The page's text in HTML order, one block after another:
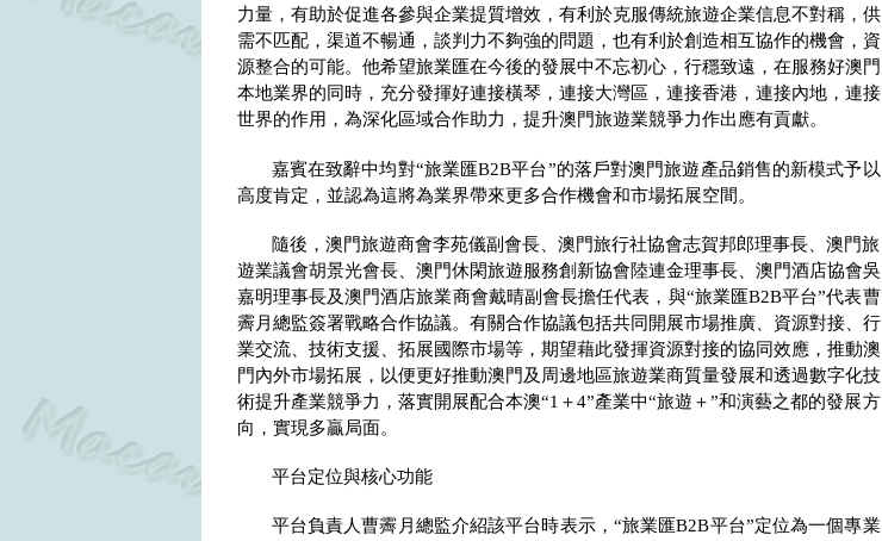
力量，有助於促進各參與企業提質增效，有利於克服傳統旅遊企業信息不對稱，供
需不匹配，渠道不暢通，談判力不夠強的問題，也有利於創造相互協作的機會，資
源整合的可能。他希望旅業匯在今後的發展中不忘初心，行穩致遠，在服務好澳門
本地業界的同時，充分發揮好連接橫琴，連接大灣區，連接香港，連接內地，連接
世界的作用，為深化區域合作助力，提升澳門旅遊業競爭力作出應有貢獻。
嘉賓在致辭中均對“旅業匯B2B平台”的落戶對澳門旅遊產品銷售的新模式予以
高度肯定，並認為這將為業界帶來更多合作機會和市場拓展空間。
隨後，澳門旅遊商會李苑儀副會長、澳門旅行社協會志賀邦郎理事長、澳門旅
遊業議會胡景光會長、澳門休閑旅遊服務創新協會陸連金理事長、澳門酒店協會吳
嘉明理事長及澳門酒店旅業商會戴晴副會長擔任代表，與“旅業匯B2B平台”代表曹
霽月總監簽署戰略合作協議。有關合作協議包括共同開展市場推廣、資源對接、行
業交流、技術支援、拓展國際市場等，期望藉此發揮資源對接的協同效應，推動澳
門內外市場拓展，以便更好推動澳門及周邊地區旅遊業商質量發展和透過數字化技
術提升產業競爭力，落實開展配合本澳“1 ＋4”產業中“旅遊＋”和演藝之都的發展方
向，實現多贏局面。
平台定位與核心功能
平台負責人曹霽月總監介紹該平台時表示，“旅業匯B2B平台”定位為一個專業